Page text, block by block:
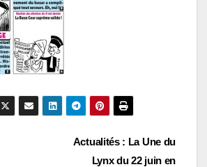
Actualités : La Une du
Lynx du 22 juin en